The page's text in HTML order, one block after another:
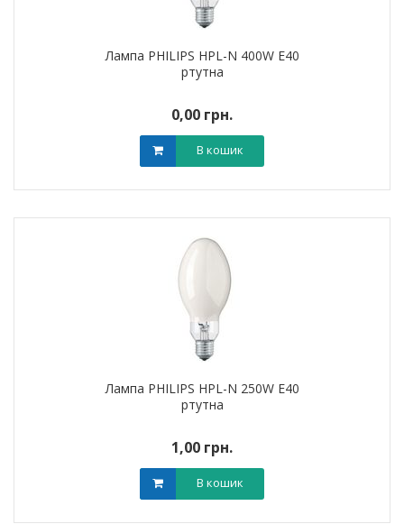
Лампа PHILIPS HPL-N 400W E40
ртутна
0,00 грн.
В кошик
Лампа PHILIPS HPL-N 250W E40
ртутна
1,00 грн.
В кошик